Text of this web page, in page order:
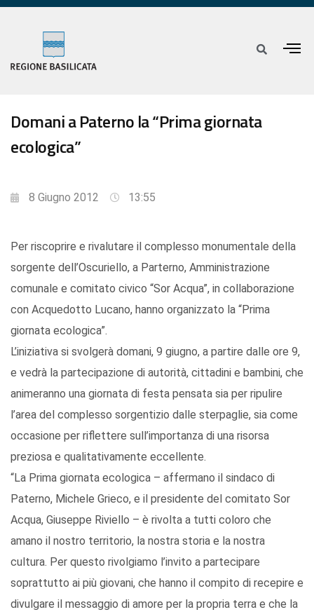
Domani a Paterno la “Prima giornata
ecologica”
8 Giugno 2012 13:55
Per riscoprire e rivalutare il complesso monumentale della
sorgente dell’Oscuriello, a Parterno, Amministrazione
comunale e comitato civico “Sor Acqua”, in collaborazione
con Acquedotto Lucano, hanno organizzato la “Prima
giornata ecologica”.
L’iniziativa si svolgerà domani, 9 giugno, a partire dalle ore 9,
e vedrà la partecipazione di autorità, cittadini e bambini, che
animeranno una giornata di festa pensata sia per ripulire
l’area del complesso sorgentizio dalle sterpaglie, sia come
occasione per riflettere sull’importanza di una risorsa
preziosa e qualitativamente eccellente.
“La Prima giornata ecologica – affermano il sindaco di
Paterno, Michele Grieco, e il presidente del comitato Sor
Acqua, Giuseppe Riviello – è rivolta a tutti coloro che
amano il nostro territorio, la nostra storia e la nostra
cultura. Per questo rivolgiamo l’invito a partecipare
soprattutto ai più giovani, che hanno il compito di recepire e
divulgare il messaggio di amore per la propria terra e che la